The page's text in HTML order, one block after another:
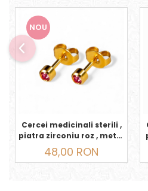
NOU
Cercei medicinali sterili ,
piatra zirconiu roz , metal
auriu, OCTOMBRIE
48,00 RON